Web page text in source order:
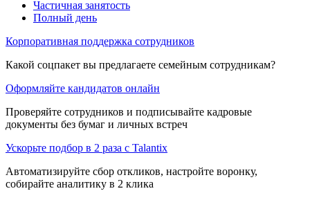
Частичная занятость
Полный день
Корпоративная поддержка сотрудников
Какой соцпакет вы предлагаете семейным сотрудникам?
Оформляйте кандидатов онлайн
Проверяйте сотрудников и подписывайте кадровые
документы без бумаг и личных встреч
Ускорьте подбор в 2 раза с Talantix
Автоматизируйте сбор откликов, настройте воронку,
собирайте аналитику в 2 клика